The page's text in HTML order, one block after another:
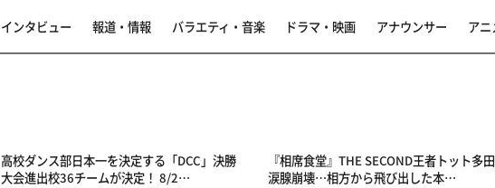
インタビュー 報道・情報 バラエティ・音楽 ドラマ・映画 アナウンサー アニ
高校ダンス部日本一を決定する「DCC」決勝
大会進出校36チームが決定！ 8/2…
『相席食堂』THE SECOND王者トット多田
涙腺崩壊…相方から飛び出した本…